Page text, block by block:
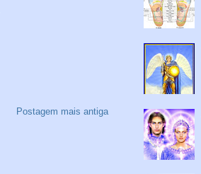
Postagem mais antiga